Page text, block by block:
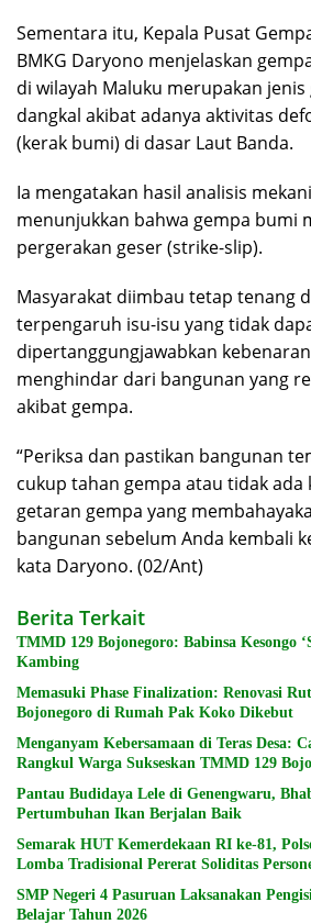
Sementara itu, Kepala Pusat
BMKG Daryono menjelaskan
di wilayah Maluku merupakan
dangkal akibat adanya aktivitas
(kerak bumi) di dasar Laut Banda.
Ia mengatakan hasil analisis
menunjukkan bahwa gempa bumi
pergerakan geser (strike-slip).
Masyarakat diimbau tetap tenang
terpengaruh isu-isu yang tidak
dipertanggungjawabkan
menghindar dari bangunan yang
akibat gempa.
“Periksa dan pastikan bangunan
cukup tahan gempa atau tidak ada
getaran gempa yang
bangunan sebelum Anda kembali
kata Daryono. (02/Ant)
Berita Terkait
TMMD 129 Bojonegoro: Babinsa Kesongo
Kambing
Memasuki Phase Finalization: Renovasi
Bojonegoro di Rumah Pak Koko Dikebut
Menganyam Kebersamaan di Teras Desa:
Rangkul Warga Sukseskan TMMD 129
Pantau Budidaya Lele di Genengwaru,
Pertumbuhan Ikan Berjalan Baik
Semarak HUT Kemerdekaan RI ke-81,
Lomba Tradisional Pererat Soliditas
SMP Negeri 4 Pasuruan Laksanakan
Belajar Tahun 2026